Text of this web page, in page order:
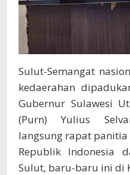
Sulut-Semangat
kedaerahan
Gubernur Sulawesi
(Purn) Yulius
langsung rapat panitia
Republik Indonesia
Sulut, baru-baru ini di